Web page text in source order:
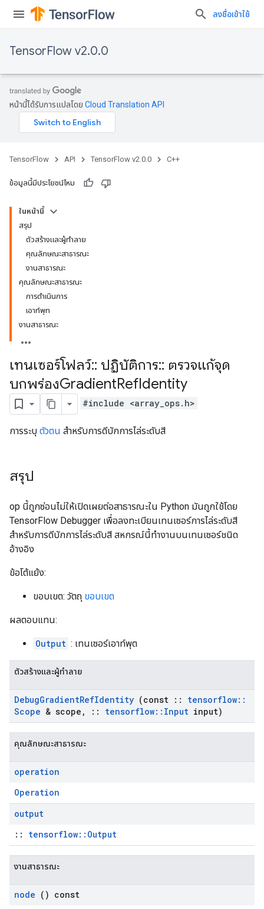
ลงชื่อเข้าใช้
TensorFlow v2.0.0
หน้านี้ได้รับการแปลโดย Cloud Translation API
TensorFlow API TensorFlow v2.0.0 C++
ข้อมูลนี้มีประโยชน์ไหม
ในหน้านี้
สรุป
ตัวสร้างและผู้ทำลาย
คุณลักษณะสาธารณะ
งานสาธารณะ
คุณลักษณะสาธารณะ
การดำเนินการ
เอาท์พุท
งานสาธารณะ
เทนเซอร์โฟลว์:: ปฏิบัติการ:: ตรวจแก้จุด
บกพร่องGradientRefIdentity
#include <array_ops.h>
การระบุ ตัวตน สำหรับการดีบักการไล่ระดับสี
สรุป
op นี้ถูกซ่อนไม่ให้เปิดเผยต่อสาธารณะใน Python มันถูกใช้โดย
TensorFlow Debugger เพื่อลงทะเบียนเทนเซอร์การไล่ระดับสี
สำหรับการดีบักการไล่ระดับสี สหกรณ์นี้ทำงานบนเทนเซอร์ชนิด
อ้างอิง
ข้อโต้แย้ง:
ขอบเขต: วัตถุ ขอบเขต
ผลตอบแทน:
Output : เทนเซอร์เอาท์พุต
ตัวสร้างและผู้ทำลาย
DebugGradientRefIdentity (const :: tensorflow::
Scope & scope , :: tensorflow:: Input input)
คุณลักษณะสาธารณะ
operation
Operation
output
:: tensorflow::Output
งานสาธารณะ
node () const